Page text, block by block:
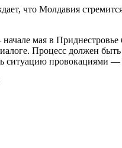
что Молдавия
мая в
Процесс должен
ситуацию провокациями